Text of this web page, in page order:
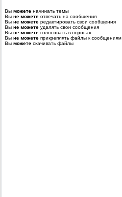
Вы можете начинать темы
Вы не можете отвечать на сообщения
Вы не можете редактировать свои сообщения
Вы не можете удалять свои сообщения
Вы не можете голосовать в опросах
Вы не можете прикреплять файлы к сообщениям
Вы можете скачивать файлы